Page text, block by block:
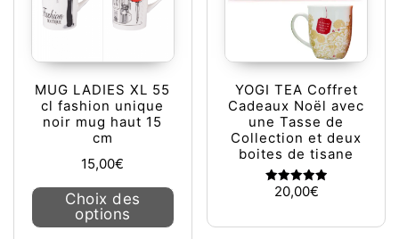
MUG LADIES XL 55
cl fashion unique
noir mug haut 15
cm
15,00€
Choix des
options
Ce produit a plusieurs variations.
YOGI TEA Coffret
Cadeaux Noël avec
une Tasse de
Collection et deux
boites de tisane
Note
5.00
20,00€